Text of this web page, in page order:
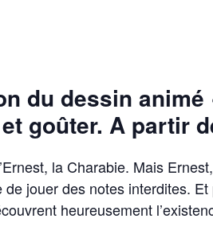
du dessin animé
goûter. A partir
la Charabie. Mais
jouer des notes interdites.
heureusement